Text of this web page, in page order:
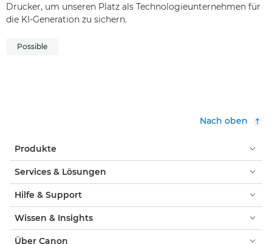
Drucker, um unseren Platz als Technologieunternehmen für
die KI-Generation zu sichern.
Possible
Nach oben
Produkte
Services & Lösungen
Hilfe & Support
Wissen & Insights
Über Canon